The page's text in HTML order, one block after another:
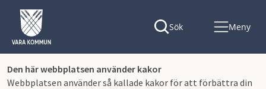
Den här webbplatsen använder kakor
Webbplatsen använder så kallade kakor för att förbättra din
Sök Meny